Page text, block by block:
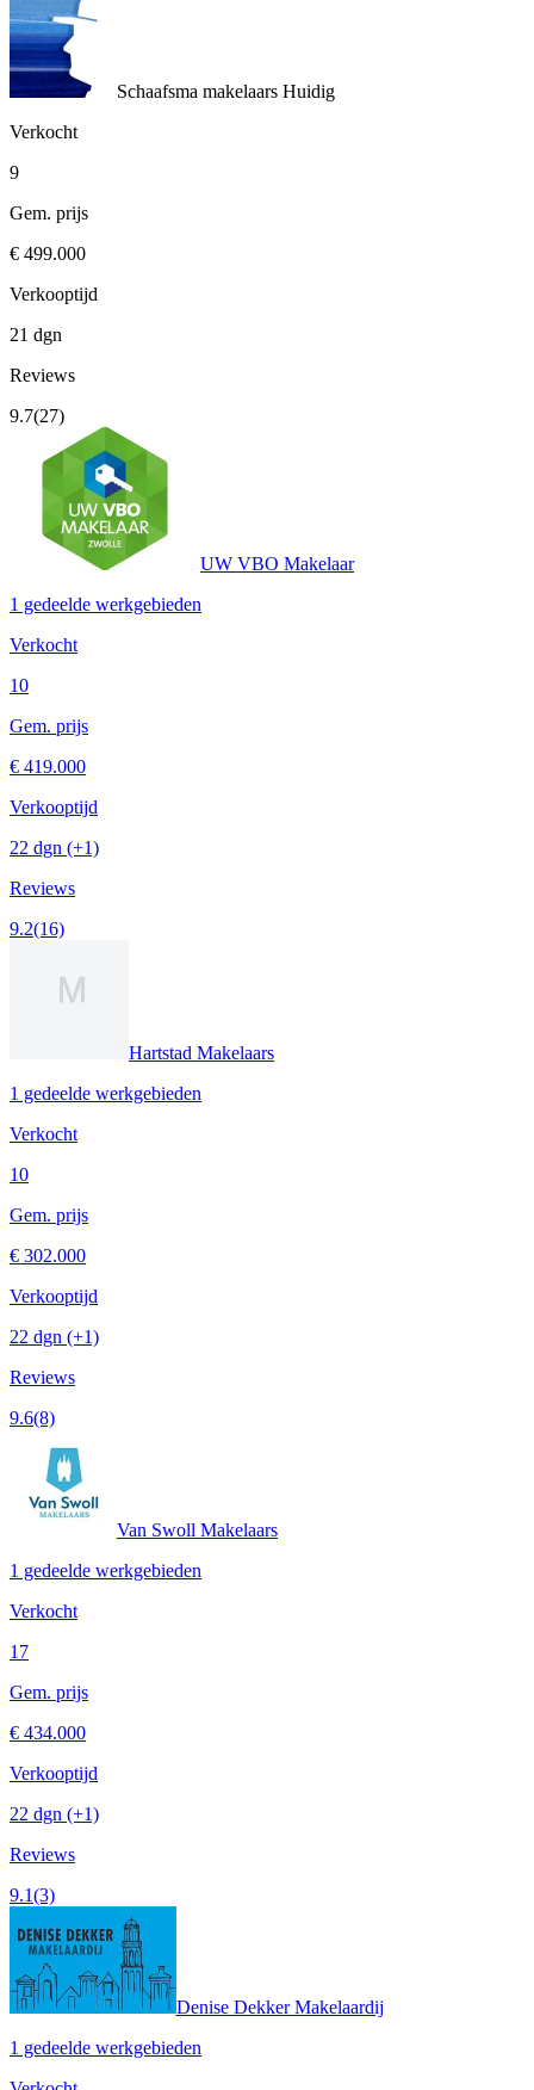
Schaafsma makelaars Huidig
Verkocht
9
Gem. prijs
€ 499.000
Verkooptijd
21 dgn
Reviews
9.7(27)
UW VBO Makelaar
1 gedeelde werkgebieden
Verkocht
10
Gem. prijs
€ 419.000
Verkooptijd
22 dgn (+1)
Reviews
9.2(16)
Hartstad Makelaars
1 gedeelde werkgebieden
Verkocht
10
Gem. prijs
€ 302.000
Verkooptijd
22 dgn (+1)
Reviews
9.6(8)
Van Swoll Makelaars
1 gedeelde werkgebieden
Verkocht
17
Gem. prijs
€ 434.000
Verkooptijd
22 dgn (+1)
Reviews
9.1(3)
Denise Dekker Makelaardij
1 gedeelde werkgebieden